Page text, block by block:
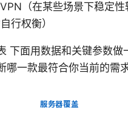
（在某些场景下稳定性
行权衡）
下面用数据和关键参数做
哪一款最符合你当前的需
服务器覆盖